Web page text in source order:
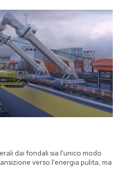
dai fondali sia l'unico modo
verso l'energia pulita, ma